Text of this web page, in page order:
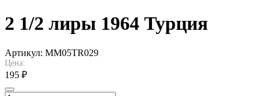
2 1/2 лиры 1964 Турция
Артикул: MM05TR029
Цена:
195 ₽